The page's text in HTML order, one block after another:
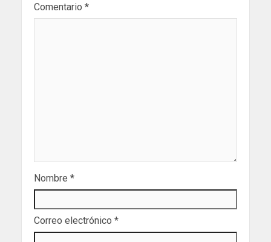
Comentario *
Nombre *
Correo electrónico *